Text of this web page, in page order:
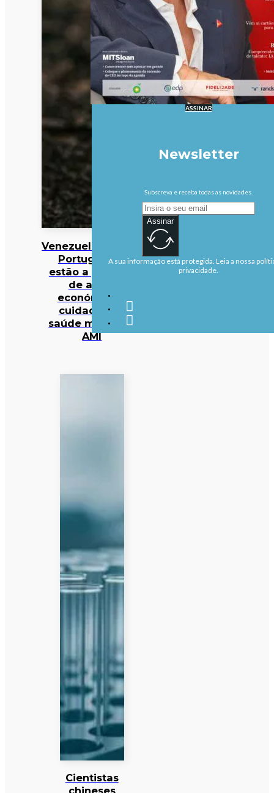
Venezuela/Sismos:
Portugueses
estão a precisar
de apoio
económico e
cuidados de
saúde mental —
AMI
Cientistas
ASSINAR
Newsletter
Subscreva e receba todas as novidades.
Assinar
A sua informação está protegida. Leia a nossa
privacidade.